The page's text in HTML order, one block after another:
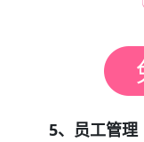
5、员工管理